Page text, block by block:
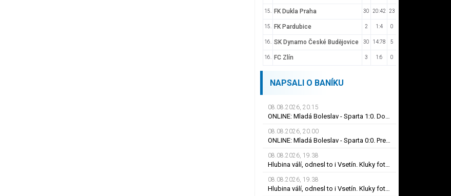
15. FK Dukla Praha 30 20:42 23
15. FK Pardubice 2 1:4 0
16. SK Dynamo České Budějovice 30 14:78 5
16. FC Zlín 3 1:6 0
NAPSALI O BANÍKU
08.08.2026, 20.15
ONLINE: Mladá Boleslav - Sparta 1:0. Domácí jdou v úvodu do vedení! Trefil se Šubert
08.08.2026, 20.00
ONLINE: Mladá Boleslav - Sparta 0:0. Premiéra pro Guddala. Brunes jen na lavičce, hraje Vojta
08.08.2026, 19.38
Hlubina válí, odnesl to i Vsetín. Kluky fotbal baví a lepí jim to, říká Kobylík
08.08.2026, 19.38
Hlubina válí, odnesl to i Vsetín. Kluky fotbal baví a lepí jim to, říká Kobylík